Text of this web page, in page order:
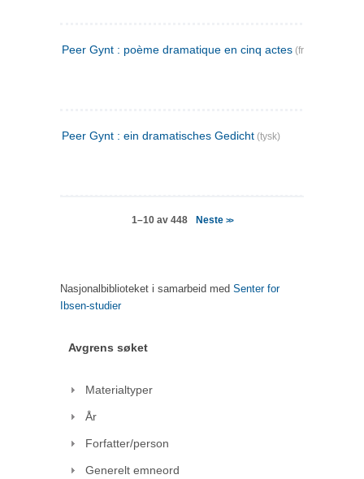
Peer Gynt : poème dramatique en cinq actes (fransk)
Peer Gynt : ein dramatisches Gedicht (tysk)
1–10 av 448 Neste >>
Nasjonalbiblioteket i samarbeid med Senter for
Ibsen-studier
Avgrens søket
Materialtyper
År
Forfatter/person
Generelt emneord